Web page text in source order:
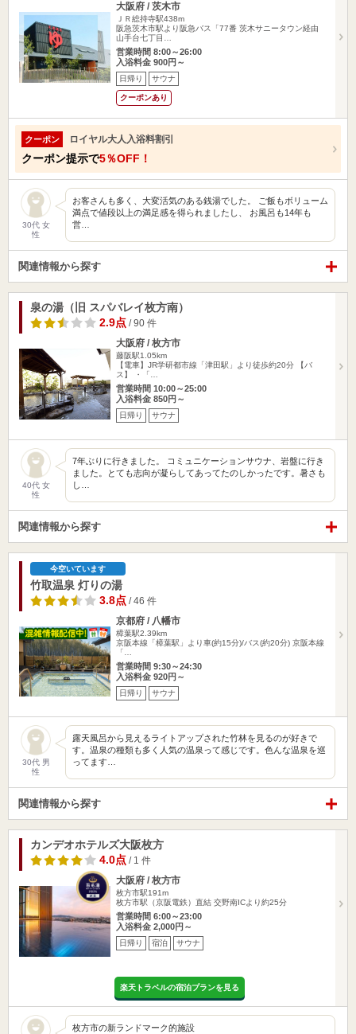
大阪府 / 茨木市
ＪＲ総持寺駅438m
阪急茨木市駅より阪急バス「77番 茨木サニータウン経由
山手台七丁目…
営業時間 8:00～26:00
入浴料金 900円～
日帰り サウナ
クーポンあり
クーポン ロイヤル大人入浴料割引
クーポン提示で5％OFF！
30代 女
性
お客さんも多く、大変活気のある銭湯でした。 ご飯もボリューム
満点で値段以上の満足感を得られましたし、 お風呂も14年も
営…
関連情報から探す
泉の湯（旧 スパバレイ枚方南）
2.9点 / 90 件
大阪府 / 枚方市
藤阪駅1.05km
【電車】JR学研都市線「津田駅」より徒歩約20分 【バ
ス】 ・「…
営業時間 10:00～25:00
入浴料金 850円～
日帰り サウナ
40代 女
性
7年ぶりに行きました。 コミュニケーションサウナ、岩盤に行き
ました。とても志向が凝らしてあってたのしかったです。暑さも
し…
関連情報から探す
今空いています
竹取温泉 灯りの湯
3.8点 / 46 件
京都府 / 八幡市
樟葉駅2.39km
京阪本線「樟葉駅」より車(約15分)/バス(約20分) 京阪本線
「…
営業時間 9:30～24:30
入浴料金 920円～
日帰り サウナ
30代 男
性
露天風呂から見えるライトアップされた竹林を見るのが好きで
す。温泉の種類も多く人気の温泉って感じです。色んな温泉を巡
ってます…
関連情報から探す
カンデオホテルズ大阪枚方
4.0点 / 1 件
大阪府 / 枚方市
枚方市駅191m
枚方市駅（京阪電鉄）直結 交野南ICより約25分
営業時間 6:00～23:00
入浴料金 2,000円～
日帰り 宿泊 サウナ
楽天トラベルの宿泊プランを見る
枚方市の新ランドマーク的施設